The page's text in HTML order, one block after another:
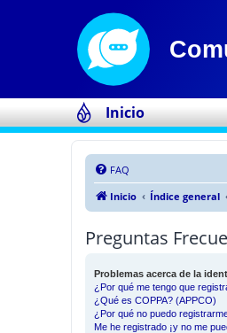
Inicio
FAQ
Inicio
Índice general
Preguntas
Problemas acerca de la
¿Por qué me tengo que
¿Qué es COPPA? (APPCO)
¿Por qué no puedo
Me he registrado ¡y no me